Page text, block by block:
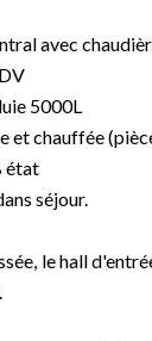
avec
5000L
et chauffée
état
séjour.
le hall